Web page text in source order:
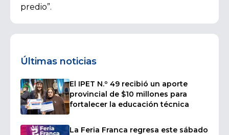
predio”.
Últimas noticias
El IPET N.º 49 recibió un aporte
provincial de $10 millones para
fortalecer la educación técnica
La Feria Franca regresa este sábado